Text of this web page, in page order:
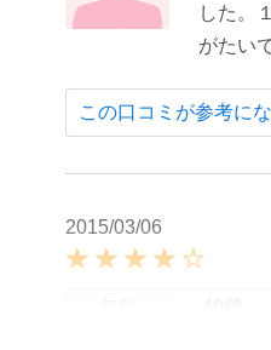
した。
がたい
この口コミが参考に
2015/03/06